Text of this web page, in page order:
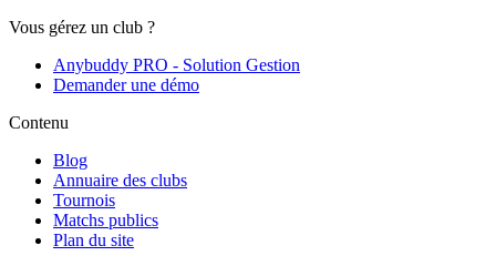
Vous gérez un club ?
Anybuddy PRO - Solution Gestion
Demander une démo
Contenu
Blog
Annuaire des clubs
Tournois
Matchs publics
Plan du site